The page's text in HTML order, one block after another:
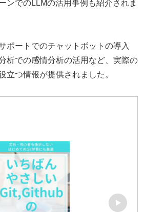
ンでのLLMの活用事例も紹介されま
ポートでのチャットボットの導入
析での感情分析の活用など、実際の
立つ情報が提供されました。